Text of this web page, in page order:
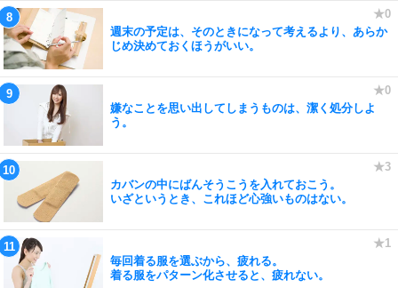
週末の予定は、そのときになって考えるより、あらか
じめ決めておくほうがいい。
嫌なことを思い出してしまうものは、潔く処分しよ
う。
カバンの中にばんそうこうを入れておこう。
いざというとき、これほど心強いものはない。
毎回着る服を選ぶから、疲れる。
着る服をパターン化させると、疲れない。